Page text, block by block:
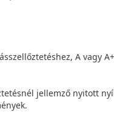
A vagy
jellemző nyitott